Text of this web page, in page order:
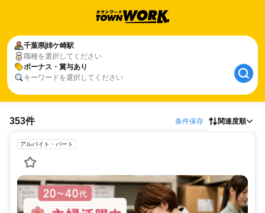
千葉県姉ケ崎駅
職種を選択してください
ボーナス・賞与あり
キーワードを選択してください
353件 条件保存 関連度順
アルバイト・パート